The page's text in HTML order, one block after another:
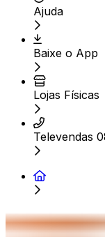
Ajuda
Baixe o App
Lojas Físicas
Televendas